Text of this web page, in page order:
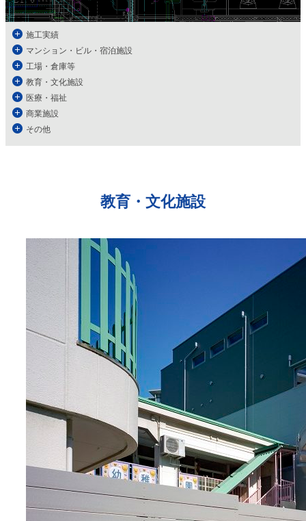
施工実績
マンション・ビル・宿泊施設
工場・倉庫等
教育・文化施設
医療・福祉
商業施設
その他
教育・文化施設